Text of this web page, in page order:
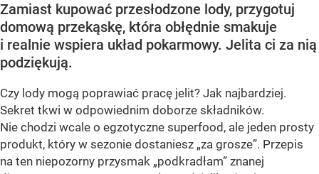
Zamiast kupować przesłodzone lody, przygotuj
domową przekąskę, która obłędnie smakuje
i realnie wspiera układ pokarmowy. Jelita ci za nią
podziękują.
Czy lody mogą poprawiać pracę jelit? Jak najbardziej.
Sekret tkwi w odpowiednim doborze składników.
Nie chodzi wcale o egzotyczne superfood, ale jeden prosty
produkt, który w sezonie dostaniesz „za grosze”. Przepis
na ten niepozorny przysmak „podkradłam” znanej